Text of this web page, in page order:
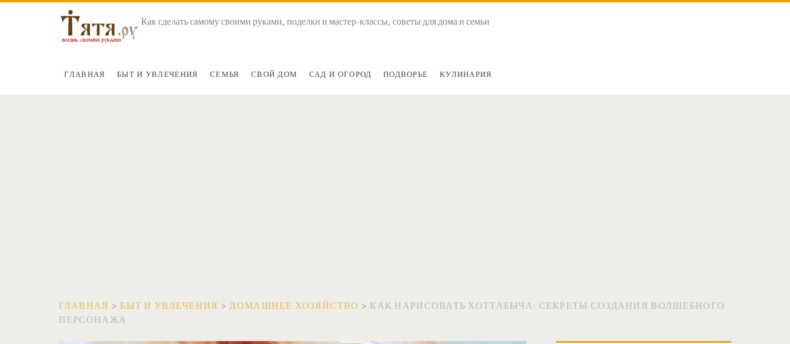
Как сделать самому своими руками, поделки и мастер-классы, советы для дома и семьи
ГЛАВНАЯ БЫТ И УВЛЕЧЕНИЯ СЕМЬЯ СВОЙ ДОМ САД И ОГОРОД ПОДВОРЬЕ КУЛИНАРИЯ
ГЛАВНАЯ >БЫТ И УВЛЕЧЕНИЯ >ДОМАШНЕЕ ХОЗЯЙСТВО > КАК НАРИСОВАТЬ ХОТТАБЫЧА: СЕКРЕТЫ СОЗДАНИЯ ВОЛШЕБНОГО
ПЕРСОНАЖА